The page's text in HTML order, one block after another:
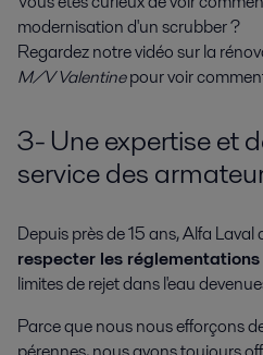
modernisation d'un scrubber ?
Regardez notre vidéo sur la
M/V Valentinepour voir
3- Une expertise et
service des
Depuis près de 15 ans, Alfa Laval
respecter les
limites de rejet dans l'eau
Parce que nous nous efforçons